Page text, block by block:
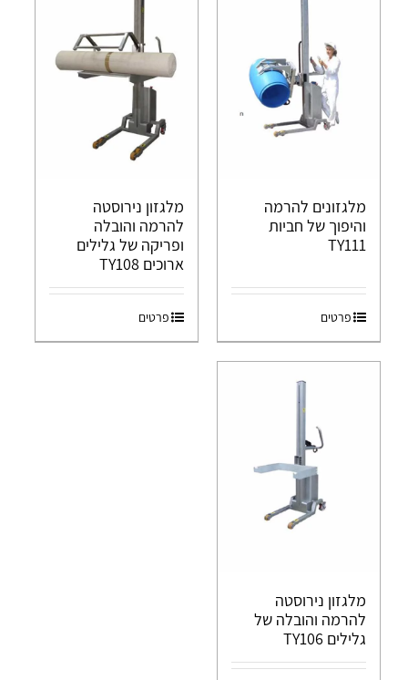
מלגזונים להרמה
והיפוך של חביות
TY111
פרטים
מלגזון נירוסטה
להרמה והובלה
ופריקה של גלילים
ארוכים TY108
פרטים
מלגזון נירוסטה
להרמה והובלה של
גלילים TY106